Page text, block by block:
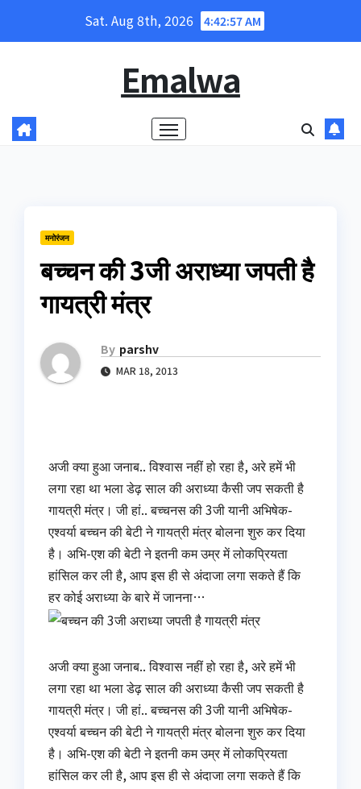
Sat. Aug 8th, 2026 4:42:57 AM
Emalwa
मनोरंजन
बच्चन की 3जी अराध्या जपती है
गायत्री मंत्र
By parshv
MAR 18, 2013
अजी क्या हुआ जनाब.. विश्वास नहीं हो रहा है, अरे हमें भी
लगा रहा था भला डेढ़ साल की अराध्या कैसी जप सकती है
गायत्री मंत्र। जी हां.. बच्चनस की 3जी यानी अभिषेक-
एश्वर्या बच्चन की बेटी ने गायत्री मंत्र बोलना शुरु कर दिया
है। अभि-एश की बेटी ने इतनी कम उम्र में लोकप्रियता
हांसिल कर ली है, आप इस ही से अंदाजा लगा सकते हैं कि
हर कोई अराध्या के बारे में जानना…
अजी क्या हुआ जनाब.. विश्वास नहीं हो रहा है, अरे हमें भी
लगा रहा था भला डेढ़ साल की अराध्या कैसी जप सकती है
गायत्री मंत्र। जी हां.. बच्चनस की 3जी यानी अभिषेक-
एश्वर्या बच्चन की बेटी ने गायत्री मंत्र बोलना शुरु कर दिया
है। अभि-एश की बेटी ने इतनी कम उम्र में लोकप्रियता
हांसिल कर ली है, आप इस ही से अंदाजा लगा सकते हैं कि